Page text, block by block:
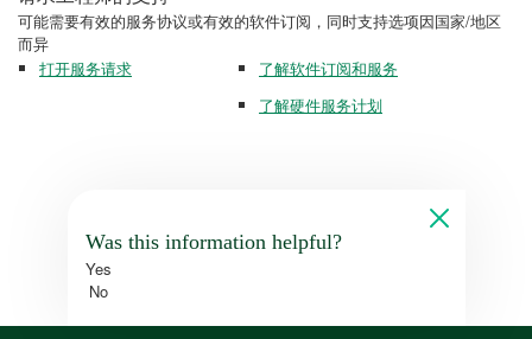
可能需要有效的服务协议或有效的软件订阅，同时支持选项因国家/地区
而异
打开服务请求
了解软件订阅和服务
了解硬件服务计划
Was this information helpful?
Yes
No